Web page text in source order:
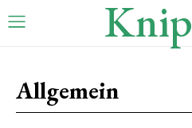
Knip
Allgemein